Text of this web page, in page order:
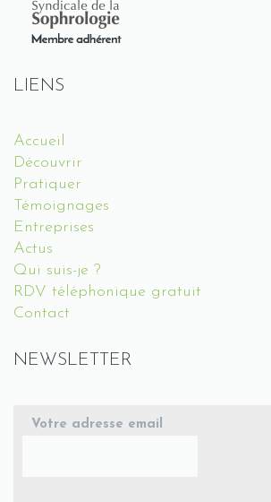
LIENS
Accueil
Découvrir
Pratiquer
Témoignages
Entreprises
Actus
Qui suis-je ?
RDV téléphonique gratuit
Contact
NEWSLETTER
Votre adresse email